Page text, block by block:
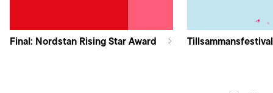
Final: Nordstan Rising Star Award